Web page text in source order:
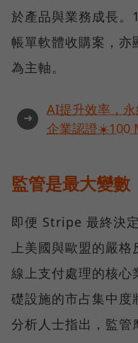
於產品與業務成長
帳單軟體收購案，
為主軸。
➜
AI提升效率，
企業認證☀️100
監管是最大變數
即便 Stripe 最終決
上美國與歐盟的嚴
線上支付處理的核心
礎設施的市占集中度
分析人士指出，監管